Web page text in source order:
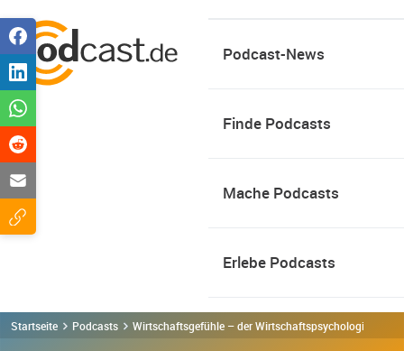
Podcast-News
Finde Podcasts
Mache Podcasts
Erlebe Podcasts
Startseite Podcasts Wirtschaftsgefühle – der Wirtschaftspsychologie-